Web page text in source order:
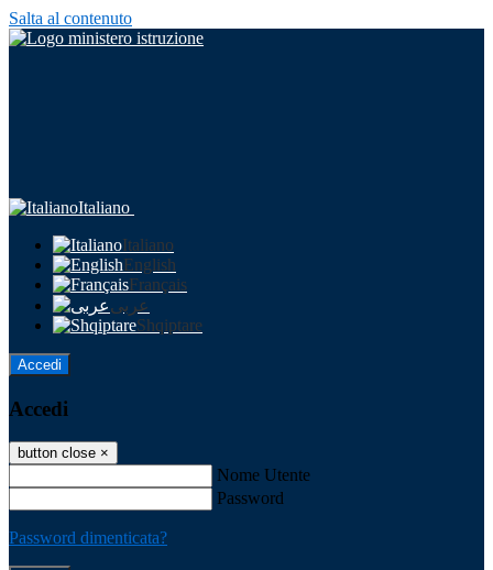
Salta al contenuto
Italiano
Italiano
English
Français
عربى
Shqiptare
Accedi
Accedi
button close ×
Nome Utente
Password
Password dimenticata?